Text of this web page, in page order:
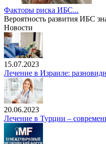
Факторы риска ИБС...
Вероятность развития ИБС
Новости
15.07.2023
Лечение в Израиле:
20.06.2023
Лечение в Турции –